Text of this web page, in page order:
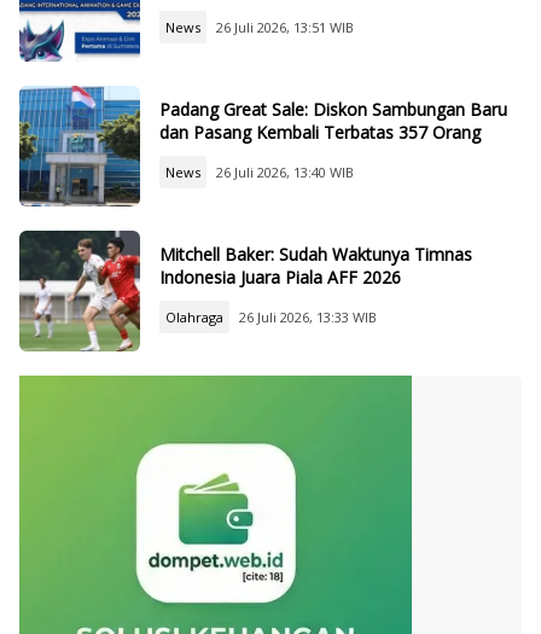
News 26 Juli 2026, 13:51 WIB
Padang Great Sale: Diskon Sambungan Baru
dan Pasang Kembali Terbatas 357 Orang
News 26 Juli 2026, 13:40 WIB
Mitchell Baker: Sudah Waktunya Timnas
Indonesia Juara Piala AFF 2026
Olahraga 26 Juli 2026, 13:33 WIB